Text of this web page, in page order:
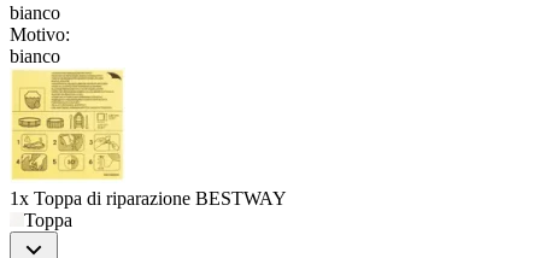
bianco
Motivo:
bianco
1x Toppa di riparazione BESTWAY
Toppa